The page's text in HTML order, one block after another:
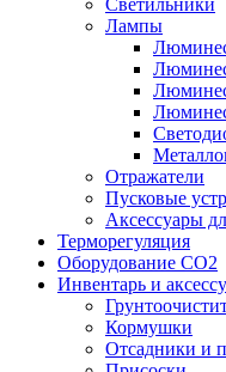
Светильники
Лампы
Отражатели
Пусковые
Аксессуары
Терморегуляция
Оборудование CO2
Инвентарь и
Кормушки
Отсадники и